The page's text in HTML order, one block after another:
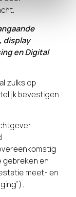
display
en Digital
zulks op
bevestigen
gebreken en
meet- en